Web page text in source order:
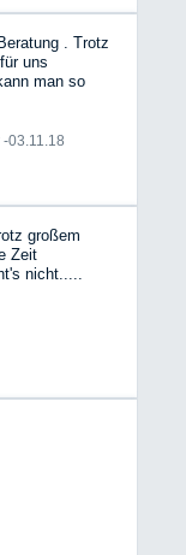
. Trotz
uns
man so
-03.11.18
großem
Zeit
nicht.....